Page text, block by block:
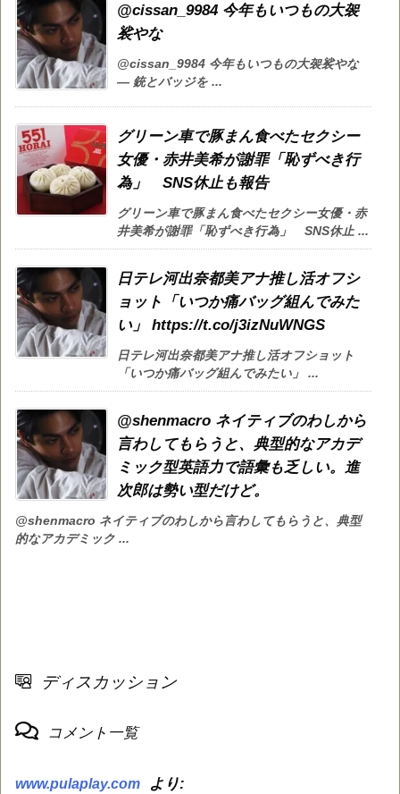
@cissan_9984 今年もいつもの大袈
裟やな
@cissan_9984 今年もいつもの大袈裟やな
— 銃とバッジを ...
グリーン車で豚まん食べたセクシー
女優・赤井美希が謝罪「恥ずべき行
為」 SNS休止も報告
グリーン車で豚まん食べたセクシー女優・赤
井美希が謝罪「恥ずべき行為」 SNS休止 ...
日テレ河出奈都美アナ推し活オフシ
ョット「いつか痛バッグ組んでみた
い」 https://t.co/j3izNuWNGS
日テレ河出奈都美アナ推し活オフショット
「いつか痛バッグ組んでみたい」 ...
@shenmacro ネイティブのわしから
言わしてもらうと、典型的なアカデ
ミック型英語力で語彙も乏しい。進
次郎は勢い型だけど。
@shenmacro ネイティブのわしから言わしてもらうと、典型
的なアカデミック ...
ディスカッション
コメント一覧
www.pulaplay.com より: